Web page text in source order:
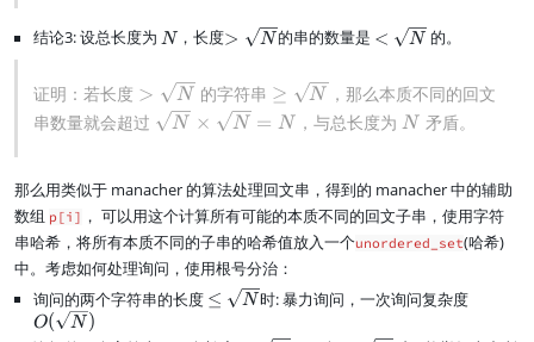
t
s
p
]
t
s
p
]
d
o
s
\
o
t
s
\
p
o
s
\
p
p
'
=
l
+
结论3: 设总长度为 N
N ，长度>
q
rt
> N的串的数量是 <
q
rt
< N 的。
证明：若长度 >
\
s
r
t
N
> N 的字符串 \
g
s
q
r
t
N
≥ N
，那么本质不同的回文
串数量就会超过 \
rt
N
\
ti
m
e
N × N = N ，与总长度为 N
N 矛盾。
那么用类似于 manacher 的算法处理回文串，得到的 manacher 中的辅助
数组 p[i] ， 可以用这个计算所有可能的本质不同的回文子串，使用字符
串哈希，将所有本质不同的子串的哈希值放入一个unordered_set(哈希)
中。考虑如何处理询问，使用根号分治：
询问的两个字符串的长度 \l
≤ N 时: 暴力询问，一次询问复杂度
O( N )